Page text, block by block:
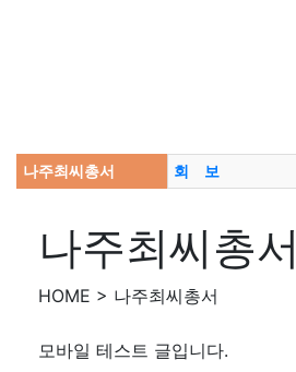
나주최씨총서 회 보
나주최씨총서
HOME > 나주최씨총서
모바일 테스트 글입니다.